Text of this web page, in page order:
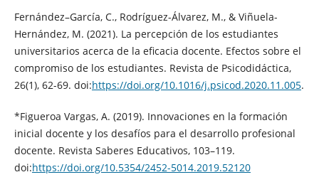
Fernández–García, C., Rodríguez-Álvarez, M., & Viñuela-
Hernández, M. (2021). La percepción de los estudiantes
universitarios acerca de la eficacia docente. Efectos sobre el
compromiso de los estudiantes. Revista de Psicodidáctica,
26(1), 62-69. doi:https://doi.org/10.1016/j.psicod.2020.11.005.
*Figueroa Vargas, A. (2019). Innovaciones en la formación
inicial docente y los desafíos para el desarrollo profesional
docente. Revista Saberes Educativos, 103–119.
doi:https://doi.org/10.5354/2452-5014.2019.52120